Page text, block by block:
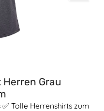
Grau
✅ Tolle Herrenshirts zum